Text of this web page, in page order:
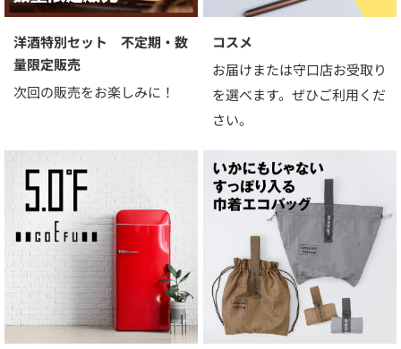
洋酒特別セット 不定期・数
量限定販売
次回の販売をお楽しみに！
コスメ
お届けまたは守口店お受取り
を選べます。ぜひご利用くだ
さい。